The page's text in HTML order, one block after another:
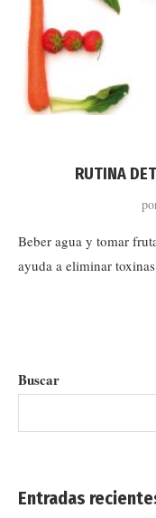
RUTINA
Beber agua y tomar
ayuda a eliminar
Buscar
Entradas